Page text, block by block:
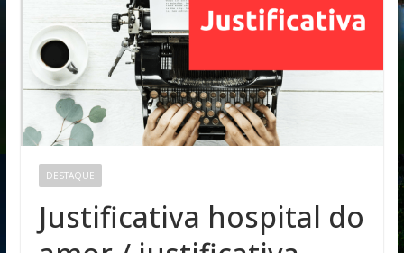
DESTAQUE
Justificativa hospital do